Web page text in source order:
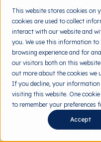
This website stores cookies on
cookies are used to collect
interact with our website and
you. We use this information
browsing experience and for
our visitors both on this
out more about the cookies we
If you decline, your information
visiting this website. One
to remember your preferences
Accept
Layanan
children
for
Layanan
Harga
Resources Toggle
children
for
Resources
Tools Gratis Toggle
children
for
Tools
Tentang
Coba Gratis
Kenali